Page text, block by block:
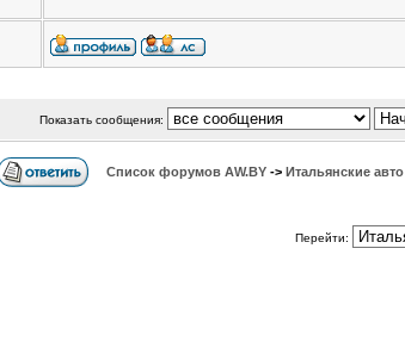
Показать сообщения:
Список форумов АW.BY -> Итальянские авто
Перейти: